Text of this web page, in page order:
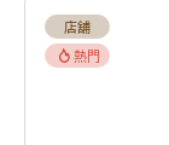
店舖
熱門